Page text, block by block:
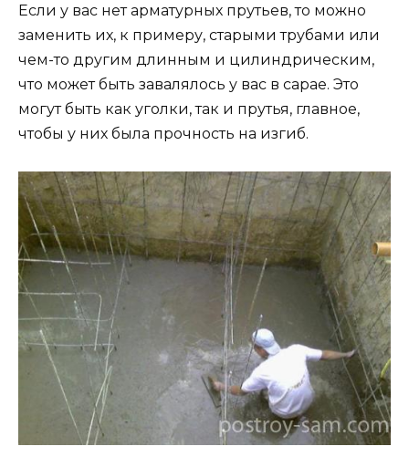
Если у вас нет арматурных прутьев, то можно
заменить их, к примеру, старыми трубами или
чем-то другим длинным и цилиндрическим,
что может быть завалялось у вас в сарае. Это
могут быть как уголки, так и прутья, главное,
чтобы у них была прочность на изгиб.